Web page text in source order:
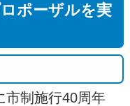
ポーザルを実
市制施行40周年